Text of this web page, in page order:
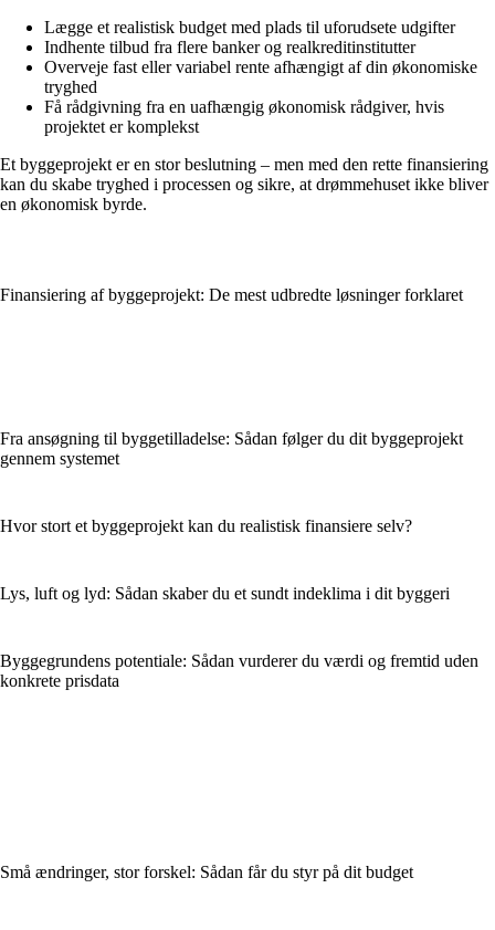
Lægge et realistisk budget med plads til uforudsete udgifter
Indhente tilbud fra flere banker og realkreditinstitutter
Overveje fast eller variabel rente afhængigt af din økonomiske
tryghed
Få rådgivning fra en uafhængig økonomisk rådgiver, hvis
projektet er komplekst
Et byggeprojekt er en stor beslutning – men med den rette finansiering
kan du skabe tryghed i processen og sikre, at drømmehuset ikke bliver
en økonomisk byrde.
Finansiering af byggeprojekt: De mest udbredte løsninger forklaret
Fra ansøgning til byggetilladelse: Sådan følger du dit byggeprojekt
gennem systemet
Hvor stort et byggeprojekt kan du realistisk finansiere selv?
Lys, luft og lyd: Sådan skaber du et sundt indeklima i dit byggeri
Byggegrundens potentiale: Sådan vurderer du værdi og fremtid uden
konkrete prisdata
Små ændringer, stor forskel: Sådan får du styr på dit budget